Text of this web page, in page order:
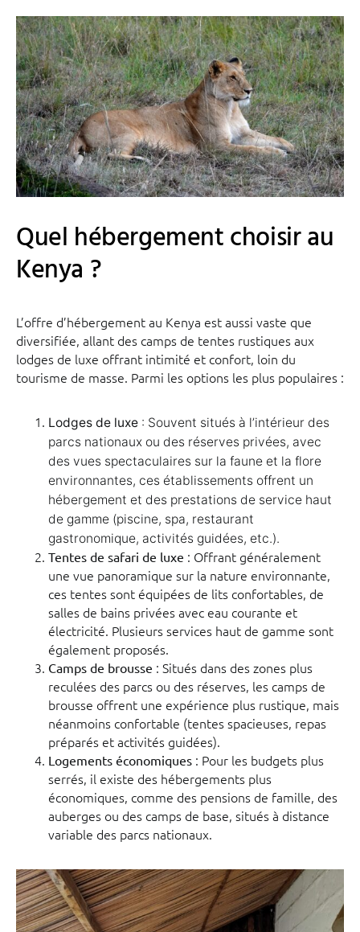
Quel hébergement choisir au
Kenya ?
L’offre d’hébergement au Kenya est aussi vaste que
diversifiée, allant des camps de tentes rustiques aux
lodges de luxe offrant intimité et confort, loin du
tourisme de masse. Parmi les options les plus populaires :
Lodges de luxe : Souvent situés à l’intérieur des
parcs nationaux ou des réserves privées, avec
des vues spectaculaires sur la faune et la flore
environnantes, ces établissements offrent un
hébergement et des prestations de service haut
de gamme (piscine, spa, restaurant
gastronomique, activités guidées, etc.).
Tentes de safari de luxe : Offrant généralement
une vue panoramique sur la nature environnante,
ces tentes sont équipées de lits confortables, de
salles de bains privées avec eau courante et
électricité. Plusieurs services haut de gamme sont
également proposés.
Camps de brousse : Situés dans des zones plus
reculées des parcs ou des réserves, les camps de
brousse offrent une expérience plus rustique, mais
néanmoins confortable (tentes spacieuses, repas
préparés et activités guidées).
Logements économiques : Pour les budgets plus
serrés, il existe des hébergements plus
économiques, comme des pensions de famille, des
auberges ou des camps de base, situés à distance
variable des parcs nationaux.